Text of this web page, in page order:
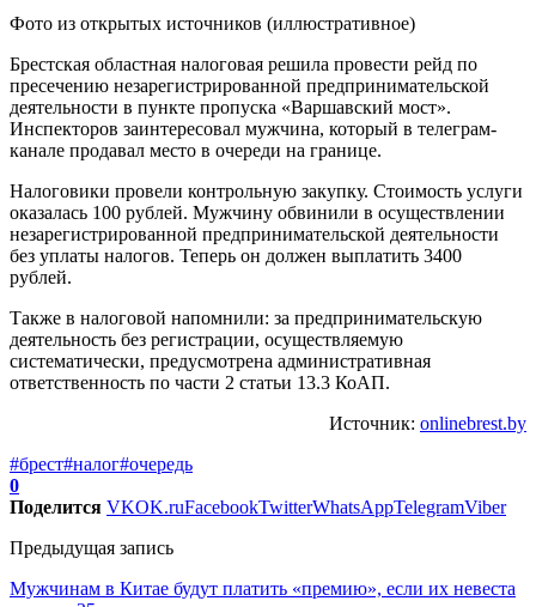
Фото из открытых источников (иллюстративное)
Брестская областная налоговая решила провести рейд по
пресечению незарегистрированной предпринимательской
деятельности в пункте пропуска «Варшавский мост».
Инспекторов заинтересовал мужчина, который в телеграм-
канале продавал место в очереди на границе.
Налоговики провели контрольную закупку. Стоимость услуги
оказалась 100 рублей. Мужчину обвинили в осуществлении
незарегистрированной предпринимательской деятельности
без уплаты налогов. Теперь он должен выплатить 3400
рублей.
Также в налоговой напомнили: за предпринимательскую
деятельность без регистрации, осуществляемую
систематически, предусмотрена административная
ответственность по части 2 статьи 13.3 КоАП.
Источник: onlinebrest.by
#брест#налог#очередь
0
Поделится VKOK.ruFacebookTwitterWhatsAppTelegramViber
Предыдущая запись
Мужчинам в Китае будут платить «премию», если их невеста